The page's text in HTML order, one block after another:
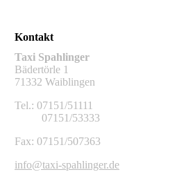
Kontakt
Taxi Spahlinger
Bädertörle 1
71332 Waiblingen
Tel.: 07151/51111
07151/53333
Fax: 07151/507363
info@taxi-spahlinger.de